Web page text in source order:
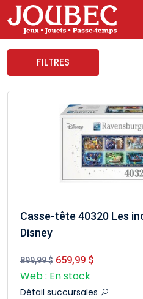
FILTRES
Casse-tête 40320 Les
Disney
899,99 $ 659,99 $
Web : En stock
Détail succursales